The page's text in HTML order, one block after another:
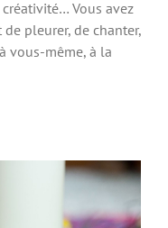
Vous avez
pleurer, de chanter,
vous-même, à la